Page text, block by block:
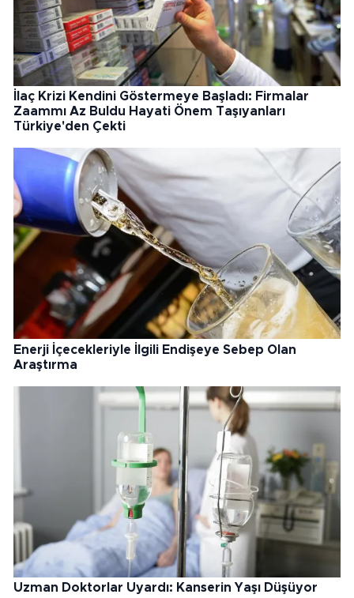
İlaç Krizi Kendini Göstermeye Başladı: Firmalar
Zaammı Az Buldu Hayati Önem Taşıyanları
Türkiye'den Çekti
Enerji İçecekleriyle İlgili Endişeye Sebep Olan
Araştırma
Uzman Doktorlar Uyardı: Kanserin Yaşı Düşüyor